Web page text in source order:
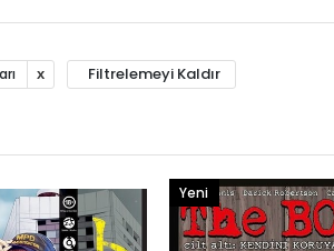
Filtrelemeyi Kaldır
Yeni
Ürün